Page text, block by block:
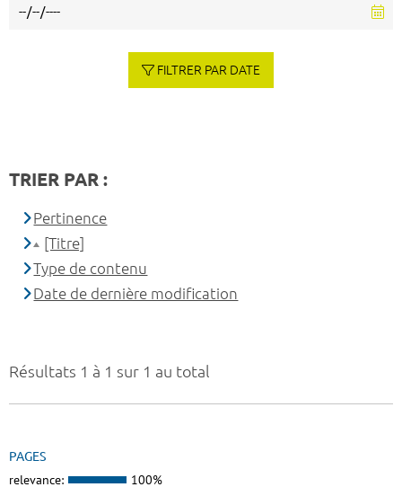
Résultats 1 à 1 sur 1 au total
PAGES
relevance: 100%
FILTRER PAR DATE
TRIER PAR :
Pertinence
[Titre]
Type de contenu
Date de dernière modification